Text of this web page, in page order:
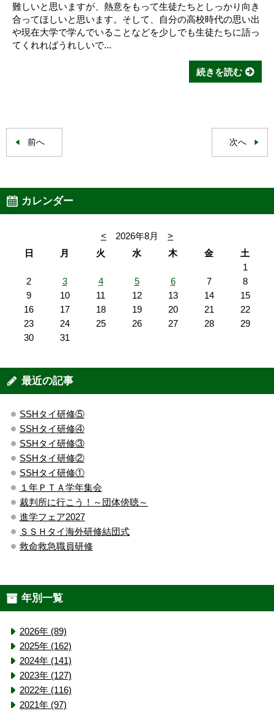
難しいと思いますが、熱意をもって生徒たちとしっかり向き
合ってほしいと思います。そして、自分の高校時代の思い出
や現在大学で学んでいることなどを少しでも生徒たちに語っ
てくれればうれしいで...
続きを読む
前へ 次へ
カレンダー
< 2026年8月
>
日
月 火 水 木 金
土
1
2
3 4 5 6 7
8
9
10 11 12 13 14
15
16
17 18 19 20 21
22
23
24 25 26 27 28
29
30
31
最近の記事
SSHタイ研修⑤
SSHタイ研修④
SSHタイ研修③
SSHタイ研修②
SSHタイ研修①
１年ＰＴＡ学年集会
裁判所に行こう！～団体傍聴～
進学フェア2027
ＳＳＨタイ海外研修結団式
救命救急職員研修
年別一覧
2026年 (89)
2025年 (162)
2024年 (141)
2023年 (127)
2022年 (116)
2021年 (97)